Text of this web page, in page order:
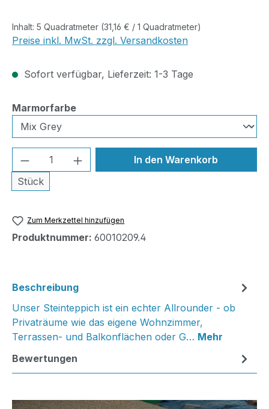
Inhalt: 5 Quadratmeter (31,16 € / 1 Quadratmeter)
Preise inkl. MwSt. zzgl. Versandkosten
Sofort verfügbar, Lieferzeit: 1-3 Tage
Marmorfarbeauswählen
Produkt Anzahl: Gib den
Stück
In den Warenkorb
Zum Merkzettel hinzufügen
Produktnummer: 60010209.4
Beschreibung
Unser Steinteppich ist ein echter Allrounder - ob
Privaträume wie das eigene Wohnzimmer,
Terrassen- und Balkonflächen oder G… Mehr
Bewertungen